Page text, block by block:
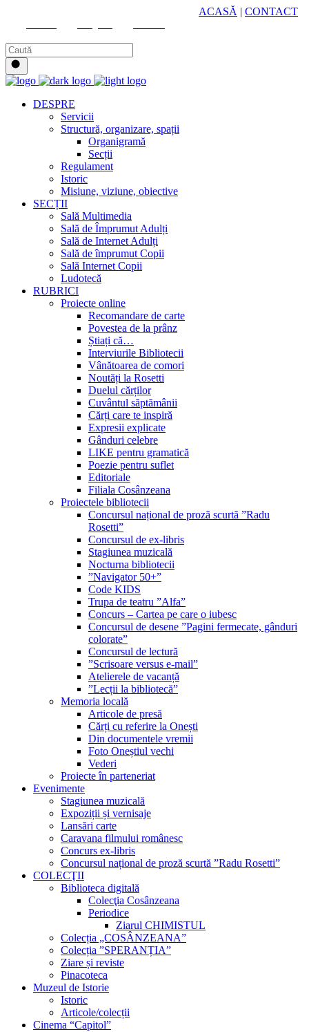
ACASĂ | CONTACT
DESPRE
Servicii
Structură, organizare, spații
Organigramă
Secții
Regulament
Istoric
Misiune, viziune, obiective
SECȚII
Sală Multimedia
Sală de Împrumut Adulți
Sală de Internet Adulți
Sală de împrumut Copii
Sală Internet Copii
Ludotecă
RUBRICI
Proiecte online
Recomandare de carte
Povestea de la prânz
Știați că…
Interviurile Bibliotecii
Vânătoarea de comori
Noutăți la Rosetti
Duelul cărților
Cuvântul săptămânii
Cărți care te inspiră
Expresii explicate
Gânduri celebre
LIKE pentru gramatică
Poezie pentru suflet
Editoriale
Filiala Cosânzeana
Proiectele bibliotecii
Concursul național de proză scurtă ”Radu
Rosetti”
Concursul de ex-libris
Stagiunea muzicală
Nocturna bibliotecii
”Navigator 50+”
Code KIDS
Trupa de teatru ”Alfa”
Concurs – Cartea pe care o iubesc
Concursul de desene ”Pagini fermecate, gânduri
colorate”
Concursul de lectură
”Scrisoare versus e-mail”
Atelierele de vacanță
”Lecții la bibliotecă”
Memoria locală
Articole de presă
Cărți cu referire la Onești
Din documentele vremii
Foto Oneștiul vechi
Vederi
Proiecte în parteneriat
Evenimente
Stagiunea muzicală
Expoziții și vernisaje
Lansări carte
Caravana filmului românesc
Concurs ex-libris
Concursul național de proză scurtă ”Radu Rosetti”
COLECŢII
Biblioteca digitală
Colecţia Cosânzeana
Periodice
Ziarul CHIMISTUL
Colecția „COSÂNZEANA”
Colecția ”SPERANȚIA”
Ziare și reviste
Pinacoteca
Muzeul de Istorie
Istoric
Articole/colecții
Cinema “Capitol”